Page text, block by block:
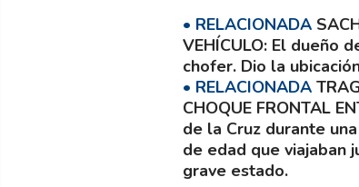
VEHÍCULO El dueño
chofer. Dio la
CHOQUE FRONTAL
de la Cruz durante
de edad que viajaban
grave estado.